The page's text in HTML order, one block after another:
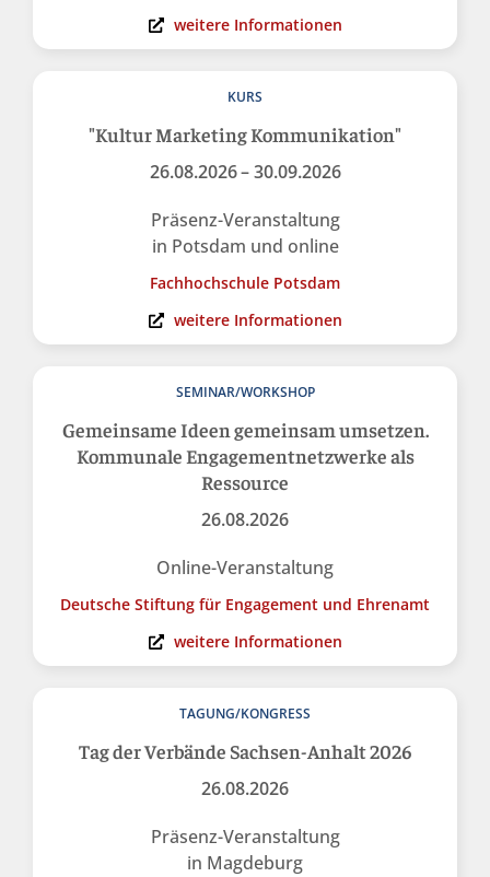
weitere Informationen
KURS
"Kultur Marketing Kommunikation"
26.08.2026– 30.09.2026
Präsenz-Veranstaltung
in Potsdam und online
Fachhochschule Potsdam
weitere Informationen
SEMINAR/WORKSHOP
Gemeinsame Ideen gemeinsam umsetzen.
Kommunale Engagementnetzwerke als
Ressource
26.08.2026
Online-Veranstaltung
Deutsche Stiftung für Engagement und Ehrenamt
weitere Informationen
TAGUNG/KONGRESS
Tag der Verbände Sachsen-Anhalt 2026
26.08.2026
Präsenz-Veranstaltung
in Magdeburg